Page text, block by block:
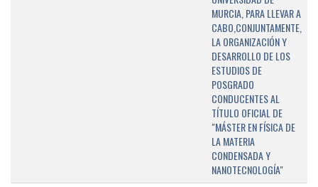
MURCIA, PARA LLEVAR A
CABO,CONJUNTAMENTE,
LA ORGANIZACIÓN Y
DESARROLLO DE LOS
ESTUDIOS DE
POSGRADO
CONDUCENTES AL
TÍTULO OFICIAL DE
"MÁSTER EN FÍSICA DE
LA MATERIA
CONDENSADA Y
NANOTECNOLOGÍA"